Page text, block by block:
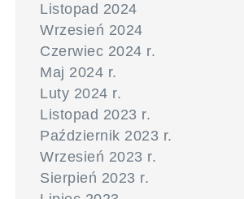
Listopad 2024
Wrzesień 2024
Czerwiec 2024 r.
Maj 2024 r.
Luty 2024 r.
Listopad 2023 r.
Październik 2023 r.
Wrzesień 2023 r.
Sierpień 2023 r.